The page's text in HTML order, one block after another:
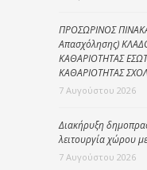
ΠΡΟΣΩΡΙΝΟΣ
Απασχόλησης)
ΚΑΘΑΡΙΟΤΗΤΑΣ
ΚΑΘΑΡΙΟΤΗΤΑΣ
7 Αυγούστου 2026
Διακήρυξη
λειτουργία χώρου
7 Αυγούστου 2026